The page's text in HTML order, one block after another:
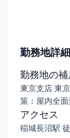
勤務地詳細
勤務地の補
東京支店 東
策：屋内全
アクセス
稲城長沼駅